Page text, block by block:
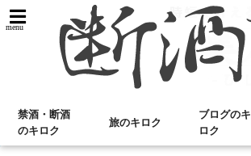
menu
禁酒・断酒
のキロク
旅のキロク
ブログのキ
ロク